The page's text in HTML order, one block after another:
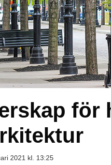
för
2021 kl. 13:25